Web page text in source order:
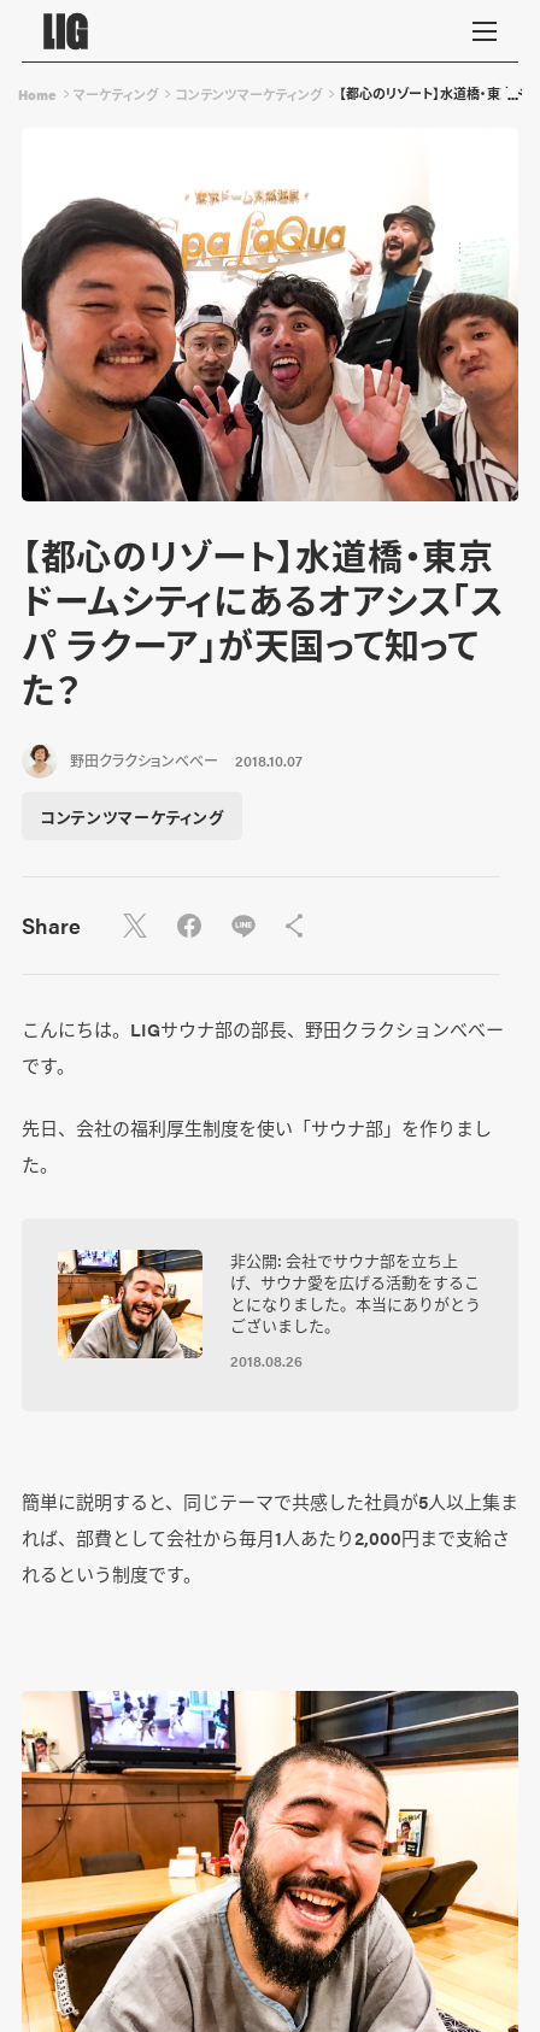
Home マーケティング コンテンツマーケティング 【都心のリゾート】水道橋・東京ド
【都心のリゾート】水道橋・東京
ドームシティにあるオアシス「ス
パ ラクーア」が天国って知って
た？
野田クラクションべべー 2018.10.07
コンテンツマーケティング
Share
こんにちは。LIGサウナ部の部長、野田クラクションべべー
です。
先日、会社の福利厚生制度を使い「サウナ部」を作りまし
た。
非公開: 会社でサウナ部を立ち上
げ、サウナ愛を広げる活動をするこ
とになりました。本当にありがとう
ございました。
2018.08.26
簡単に説明すると、同じテーマで共感した社員が5人以上集ま
れば、部費として会社から毎月1人あたり2,000円まで支給さ
れるという制度です。